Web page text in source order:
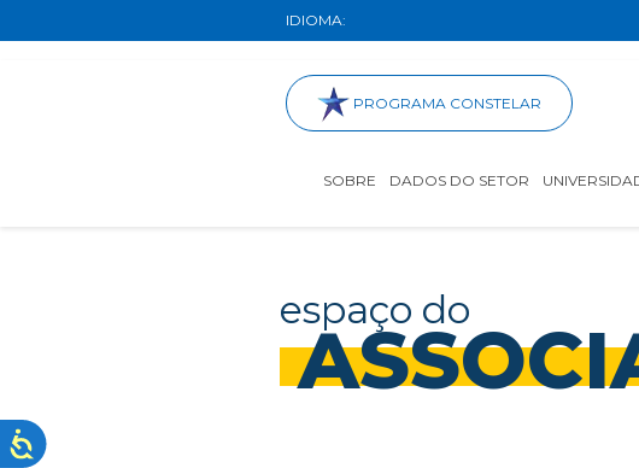
IDIOMA:
PROGRAMA CONSTELAR
SOBRE DADOS DO SETOR
espaço do